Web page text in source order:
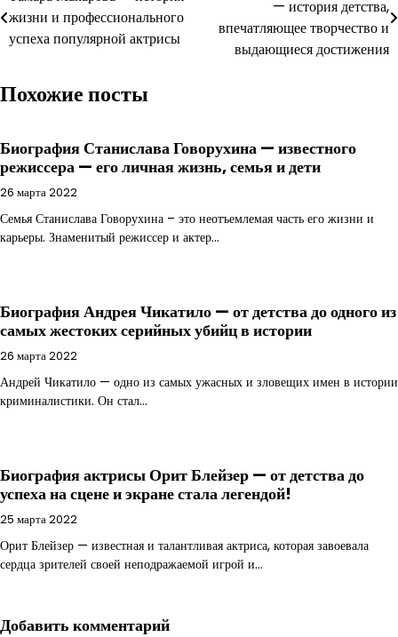
по
записям
жизни и профессионального
успеха популярной актрисы
— история детства,
впечатляющее творчество и
выдающиеся достижения
Похожие посты
Биография Станислава Говорухина — известного
режиссера — его личная жизнь, семья и дети
26 марта 2022
Семья Станислава Говорухина – это неотъемлемая часть его жизни и
карьеры. Знаменитый режиссер и актер…
Биография Андрея Чикатило — от детства до одного из
самых жестоких серийных убийц в истории
26 марта 2022
Андрей Чикатило — одно из самых ужасных и зловещих имен в истории
криминалистики. Он стал…
Биография актрисы Орит Блейзер — от детства до
успеха на сцене и экране стала легендой!
25 марта 2022
Орит Блейзер — известная и талантливая актриса, которая завоевала
сердца зрителей своей неподражаемой игрой и…
Добавить комментарий